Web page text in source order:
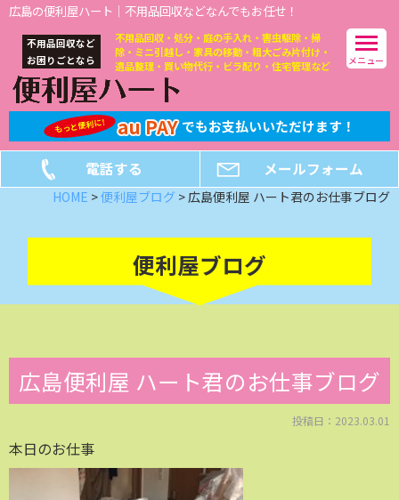
広島の便利屋ハート｜不用品回収などなんでもお任せ！
不用品回収など
お困りごとなら
不用品回収・処分・庭の手入れ・害虫駆除・掃
除・ミニ引越し・家具の移動・粗大ごみ片付け・
遺品整理・買い物代行・ビラ配り・住宅管理など
メニュー
もっと便利に! au PAY でもお支払いいただけます！
電話する メールフォーム
HOME >便利屋ブログ >広島便利屋 ハート君のお仕事ブログ
便利屋ブログ
広島便利屋 ハート君のお仕事ブログ
投稿日：2023.03.01
本日のお仕事